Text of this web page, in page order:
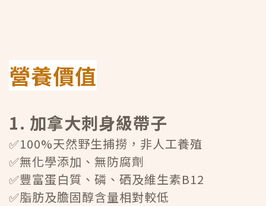
營養價值
1. 加拿大刺身級帶子
✅100%天然野生捕撈，非人工養殖
✅無化學添加、無防腐劑
✅豐富蛋白質、磷、硒及維生素B12
✅脂肪及膽固醇含量相對較低